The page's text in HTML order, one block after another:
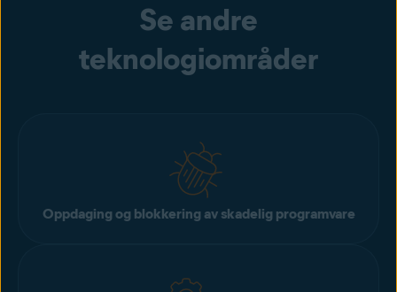
Se andre
teknologiområder
Oppdaging og blokkering av skadelig programvare